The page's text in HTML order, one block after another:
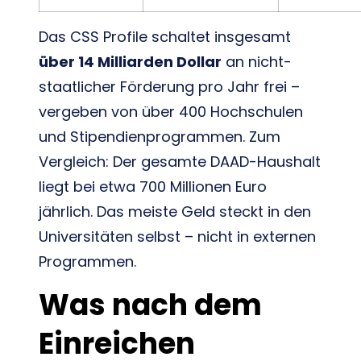
Das CSS Profile schaltet insgesamt
über 14 Milliarden Dollar an nicht-
staatlicher Förderung pro Jahr frei –
vergeben von über 400 Hochschulen
und Stipendienprogrammen. Zum
Vergleich: Der gesamte DAAD-Haushalt
liegt bei etwa 700 Millionen Euro
jährlich. Das meiste Geld steckt in den
Universitäten selbst – nicht in externen
Programmen.
Was nach dem
Einreichen